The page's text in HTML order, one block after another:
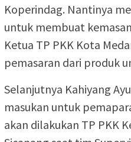
Koperindag. Nantinya
untuk membuat
Ketua TP PKK Kota
pemasaran dari produk
Selanjutnya Kahiyang
masukan untuk
akan dilakukan TP PKK